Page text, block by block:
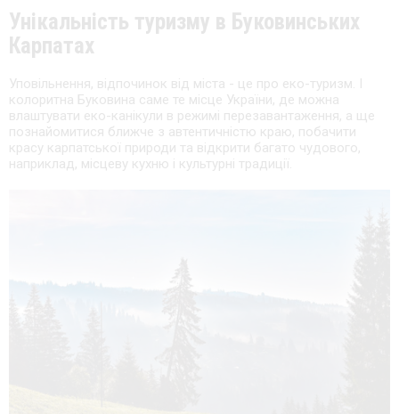
Унікальність туризму в Буковинських
Карпатах
Уповільнення, відпочинок від міста - це про еко-туризм. І
колоритна Буковина саме те місце України, де можна
влаштувати еко-канікули в режимі перезавантаження, а ще
познайомитися ближче з автентичністю краю, побачити
красу карпатської природи та відкрити багато чудового,
наприклад, місцеву кухню і культурні традиції.